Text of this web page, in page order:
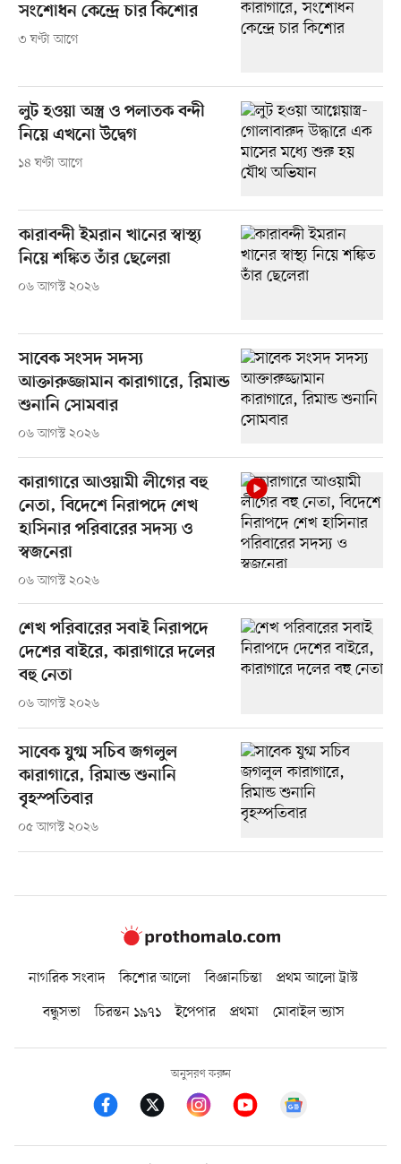
সংশোধন কেন্দ্রে চার কিশোর
৩ ঘণ্টা আগে
লুট হওয়া অস্ত্র ও পলাতক বন্দী
নিয়ে এখনো উদ্বেগ
১৪ ঘণ্টা আগে
কারাবন্দী ইমরান খানের স্বাস্থ্য
নিয়ে শঙ্কিত তাঁর ছেলেরা
০৬ আগস্ট ২০২৬
সাবেক সংসদ সদস্য
আক্তারুজ্জামান কারাগারে, রিমান্ড
শুনানি সোমবার
০৬ আগস্ট ২০২৬
কারাগারে আওয়ামী লীগের বহু
নেতা, বিদেশে নিরাপদে শেখ
হাসিনার পরিবারের সদস্য ও
স্বজনেরা
০৬ আগস্ট ২০২৬
শেখ পরিবারের সবাই নিরাপদে
দেশের বাইরে, কারাগারে দলের
বহু নেতা
০৬ আগস্ট ২০২৬
সাবেক যুগ্ম সচিব জগলুল
কারাগারে, রিমান্ড শুনানি
বৃহস্পতিবার
০৫ আগস্ট ২০২৬
নাগরিক সংবাদ কিশোর আলো বিজ্ঞানচিন্তা
প্রথম আলো ট্রাস্ট
বন্ধুসভা
চিরন্তন ১৯৭১ ইপেপার প্রথমা মোবাইল ভ্যাস
অনুসরণ করুন